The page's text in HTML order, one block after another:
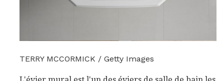
TERRY MCCORMICK / Getty Images